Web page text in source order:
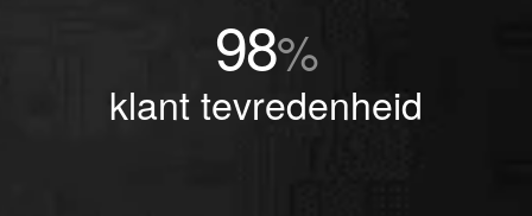
98%
klant tevredenheid